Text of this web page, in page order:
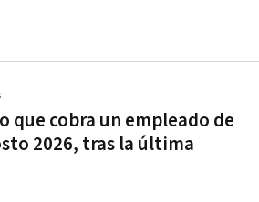
que cobra un empleado de
2026, tras la última